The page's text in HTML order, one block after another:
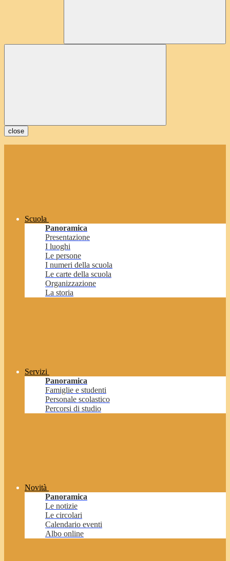
close
Scuola
Panoramica
Presentazione
I luoghi
Le persone
I numeri della scuola
Le carte della scuola
Organizzazione
La storia
Servizi
Panoramica
Famiglie e studenti
Personale scolastico
Percorsi di studio
Novità
Panoramica
Le notizie
Le circolari
Calendario eventi
Albo online